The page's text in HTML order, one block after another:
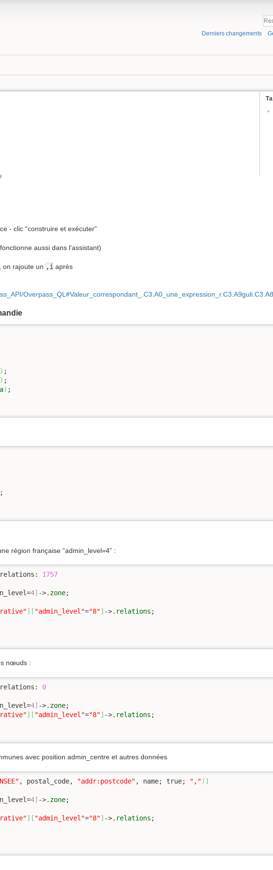
Derniers changements
- clic “construire et exécuter”
aussi dans l'assistant)
on rajoute un ,i après
) ;
) ;
)
région française “admin_level=4” :
1757
4] ->. zone
] [ "admin_level"="8"] ->. relations ;
nœuds :
0
4] ->. zone;
] [ "admin_level"="8"] ->. relations ;
avec position admin_centre et autres données
, postal_code, "addr:postcode" , name; true; ",") ]
4] ->. zone
] [ "admin_level"="8"] ->. relations ;